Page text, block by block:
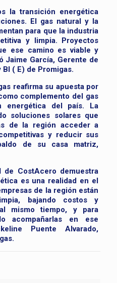
la transición energética
El gas natural y la
para que la industria
y limpia. Proyectos
ese camino es viable y
Jaime García, Gerente de
( E) de Promigas.
reafirma su apuesta por
complemento del gas
energética del país. La
soluciones solares que
de la región acceder a
y reducir sus
de su casa matriz,
de CostAcero demuestra
es una realidad en el
de la región están
bajando costos y
mismo tiempo, y para
acompañarlas en ese
Puente Alvarado,